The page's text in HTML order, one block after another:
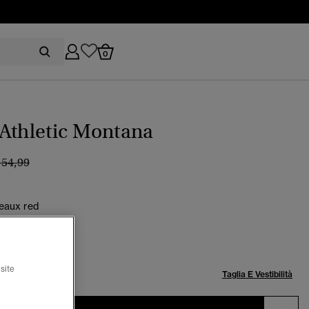
0
Montana
ridotto da
a
red
Taglia E Vestibilità